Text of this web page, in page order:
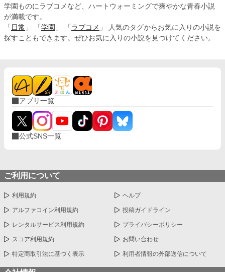
学園ものにラブコメなど、ハートウォーミングで爽やかな青春小説
が満載です。
「 日常 」 「 学園 」 「 ラブコメ 」 人気のタグからお気に入りの小説を
探すこともできます。ぜひお気に入りの小説を見つけてください。
アプリ一覧
公式SNS一覧
ご利用について
利用規約 ヘルプ
アルファコイン利用規約 投稿ガイドライン
レンタルサービス利用規約 プライバシーポリシー
スコア利用規約 お問い合わせ
特定商取引法に基づく表示 利用者情報の外部送信について